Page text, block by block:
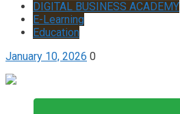
DIGITAL BUSINESS ACADEMY
E-Learning
Education
January 10, 2026 0